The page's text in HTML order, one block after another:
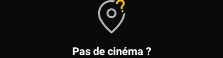
Pas de cinéma ?